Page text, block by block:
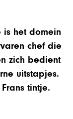
is het domein
chef die
zich bedient
uitstapjes.
tintje.